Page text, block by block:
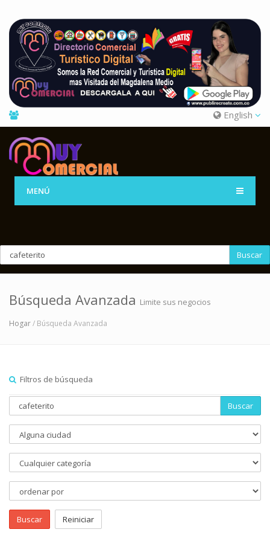
English
MENÚ
Buscar
Búsqueda Avanzada Limite sus negocios
Hogar/ Búsqueda Avanzada
Filtros de búsqueda
Buscar
Buscar Reiniciar